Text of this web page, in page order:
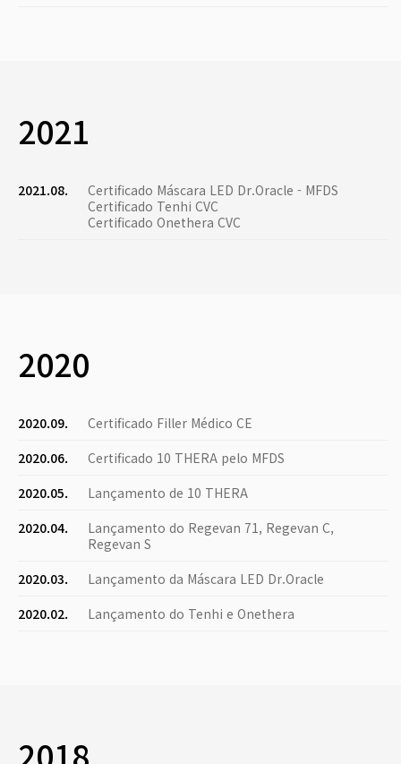
2021
2021.08.
Certificado Máscara LED Dr.Oracle - MFDS
Certificado Tenhi CVC
Certificado Onethera CVC
2020
2020.09.
Certificado Filler Médico CE
2020.06.
Certificado 10 THERA pelo MFDS
2020.05.
Lançamento de 10 THERA
2020.04.
Lançamento do Regevan 71, Regevan C,
Regevan S
2020.03.
Lançamento da Máscara LED Dr.Oracle
2020.02.
Lançamento do Tenhi e Onethera
2018